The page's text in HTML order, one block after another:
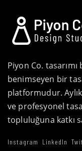
Piyon Co.
benimseyen bir
platformudur.
ve profesyonel
topluluğuna katkı
Instagram LinkedIn